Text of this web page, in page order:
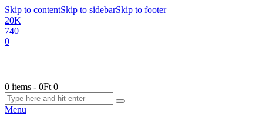
Skip to contentSkip to sidebarSkip to footer
20K
740
0
0 items - 0Ft 0
Menu